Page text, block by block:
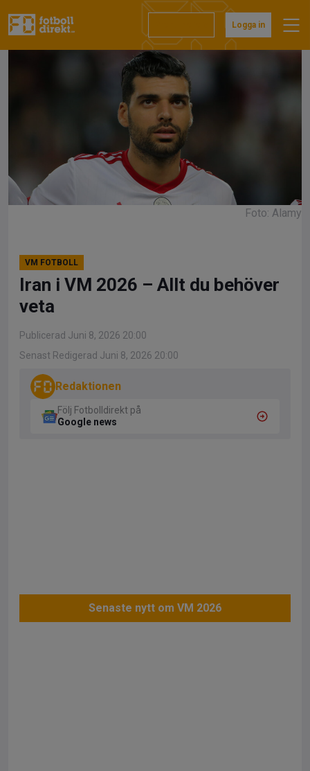
till
Logga in
Foto: Alamy
VM FOTBOLL
Iran i VM 2026 – Allt du behöver
veta
Publicerad Juni 8, 2026 20:00
Senast Redigerad Juni 8, 2026 20:00
Redaktionen
Följ Fotbolldirekt på
Google news
Senaste nytt om VM 2026